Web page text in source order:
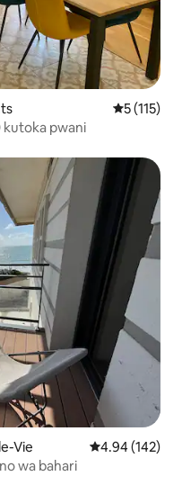
Ukadiriaji
5 (115)
kutoka pwani
Vie Ukadiriaji wa
4.94 (142)
wa bahari